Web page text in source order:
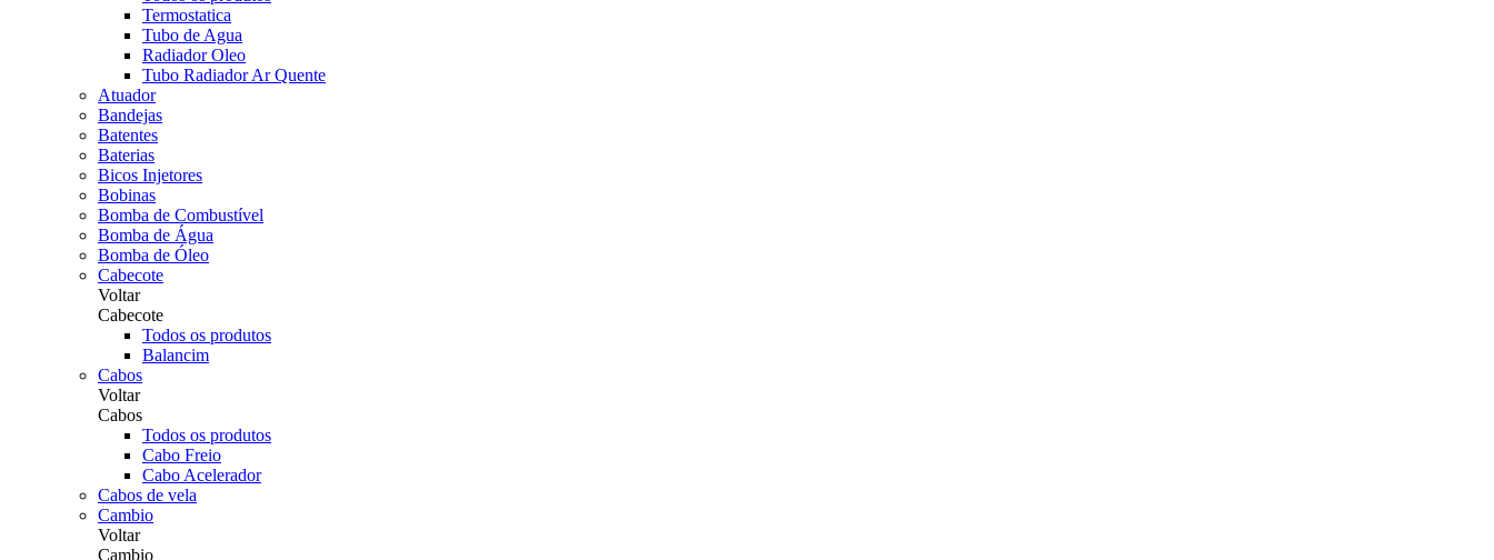
Termostatica
Tubo de Agua
Radiador Oleo
Tubo Radiador Ar Quente
Atuador
Bandejas
Batentes
Baterias
Bicos Injetores
Bobinas
Bomba de Combustível
Bomba de Água
Bomba de Óleo
Cabecote
Voltar
Cabecote
Todos os produtos
Balancim
Cabos
Voltar
Cabos
Todos os produtos
Cabo Freio
Cabo Acelerador
Cabos de vela
Cambio
Voltar
Cambio